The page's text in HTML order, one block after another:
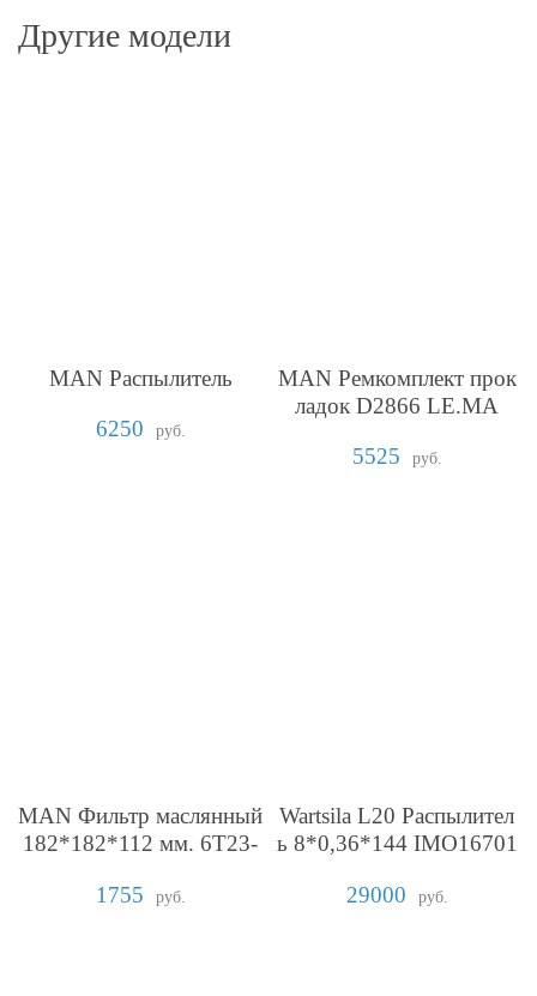
Другие модели
MAN Распылитель
6250
руб.
MAN Ремкомплект прок
ладок D2866 LE.MA
5525
руб.
MAN Фильтр маслянный
182*182*112 мм. 6T23-
1755
руб.
Wartsila L20 Распылител
ь 8*0,36*144 IMO16701
й носик 12,4 мм Bosch А
29000 руб.